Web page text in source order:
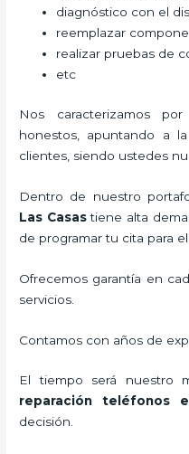
diagnóstico con el
reemplazar
realizar pruebas de
etc
Nos caracterizamos
honestos, apuntando a
clientes, siendo ustedes
Dentro de nuestro
Las Casastiene alta
de programar tu cita para
Ofrecemos garantía en
servicios.
Contamos con años de
El tiempo será nuestro
reparación teléfonos
decisión.